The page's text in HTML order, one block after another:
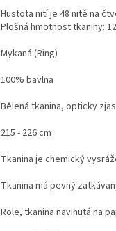
Hustota nití je 48 nitě na
Plošná hmotnost tkaniny:
Mykaná (Ring)
100% bavlna
Bělená tkanina, opticky
215 - 226 cm
Tkanina je chemický
Tkanina má pevný
Role, tkanina navinutá na